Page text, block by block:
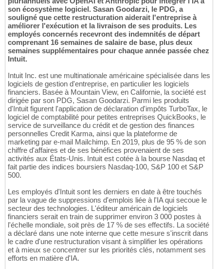
son écosystème logiciel. Sasan Goodarzi, le PDG, a
souligné que cette restructuration aiderait l'entreprise à
améliorer l'exécution et la livraison de ses produits. Les
employés concernés recevront des indemnités de départ
comprenant 16 semaines de salaire de base, plus deux
semaines supplémentaires pour chaque année passée chez
Intuit.
Intuit Inc. est une multinationale américaine spécialisée dans les
logiciels de gestion d'entreprise, en particulier les logiciels
financiers. Basée à Mountain View, en Californie, la société est
dirigée par son PDG, Sasan Goodarzi. Parmi les produits
d'Intuit figurent l'application de déclaration d'impôts TurboTax, le
logiciel de comptabilité pour petites entreprises QuickBooks, le
service de surveillance du crédit et de gestion des finances
personnelles Credit Karma, ainsi que la plateforme de
marketing par e-mail Mailchimp. En 2019, plus de 95 % de son
chiffre d'affaires et de ses bénéfices provenaient de ses
activités aux États-Unis. Intuit est cotée à la bourse Nasdaq et
fait partie des indices boursiers Nasdaq-100, S&P 100 et S&P
500.
Les employés d'Intuit sont les derniers en date à être touchés
par la vague de suppressions d'emplois liée à l'IA qui secoue le
secteur des technologies. L'éditeur américain de logiciels
financiers serait en train de supprimer environ 3 000 postes à
l'échelle mondiale, soit près de 17 % de ses effectifs. La société
a déclaré dans une note interne que cette mesure s'inscrit dans
le cadre d'une restructuration visant à simplifier les opérations
et à mieux se concentrer sur les priorités clés, notamment ses
efforts en matière d'IA.